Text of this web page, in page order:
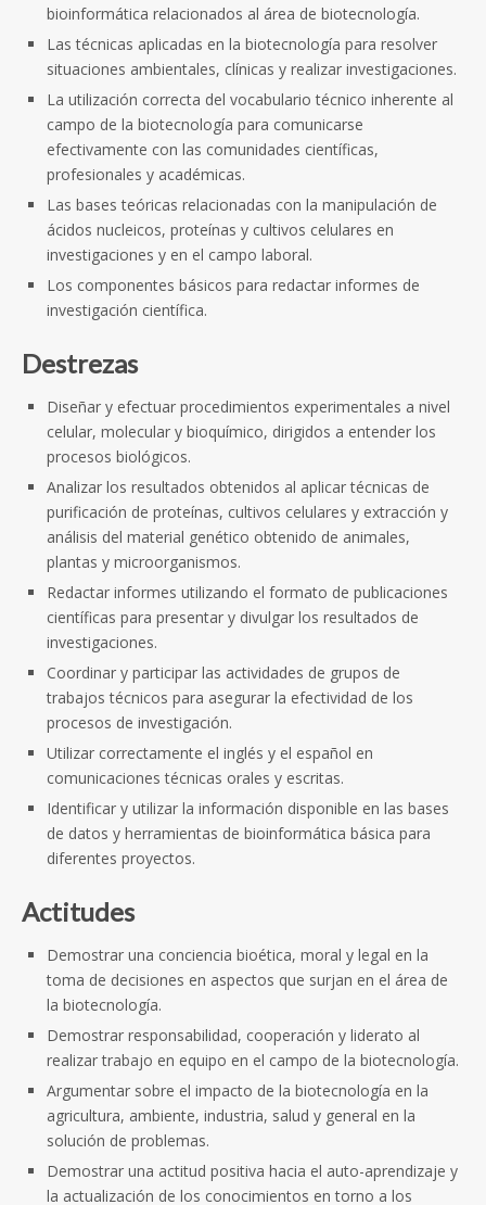
bioinformática relacionados al área de biotecnología.
Las técnicas aplicadas en la biotecnología para resolver
situaciones ambientales, clínicas y realizar investigaciones.
La utilización correcta del vocabulario técnico inherente al
campo de la biotecnología para comunicarse
efectivamente con las comunidades científicas,
profesionales y académicas.
Las bases teóricas relacionadas con la manipulación de
ácidos nucleicos, proteínas y cultivos celulares en
investigaciones y en el campo laboral.
Los componentes básicos para redactar informes de
investigación científica.
Destrezas
Diseñar y efectuar procedimientos experimentales a nivel
celular, molecular y bioquímico, dirigidos a entender los
procesos biológicos.
Analizar los resultados obtenidos al aplicar técnicas de
purificación de proteínas, cultivos celulares y extracción y
análisis del material genético obtenido de animales,
plantas y microorganismos.
Redactar informes utilizando el formato de publicaciones
científicas para presentar y divulgar los resultados de
investigaciones.
Coordinar y participar las actividades de grupos de
trabajos técnicos para asegurar la efectividad de los
procesos de investigación.
Utilizar correctamente el inglés y el español en
comunicaciones técnicas orales y escritas.
Identificar y utilizar la información disponible en las bases
de datos y herramientas de bioinformática básica para
diferentes proyectos.
Actitudes
Demostrar una conciencia bioética, moral y legal en la
toma de decisiones en aspectos que surjan en el área de
la biotecnología.
Demostrar responsabilidad, cooperación y liderato al
realizar trabajo en equipo en el campo de la biotecnología.
Argumentar sobre el impacto de la biotecnología en la
agricultura, ambiente, industria, salud y general en la
solución de problemas.
Demostrar una actitud positiva hacia el auto-aprendizaje y
la actualización de los conocimientos en torno a los